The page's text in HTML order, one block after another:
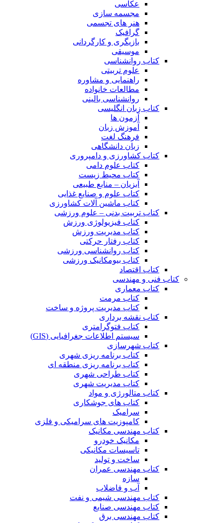
عکاسی
مجسمه سازی
هنر های تجسمی
گرافیک
بازیگری و کارگردانی
موسیقی
کتاب روانشناسی
علوم تربیتی
راهنمایی و مشاوره
مطالعات خانواده
روانشناسی بالینی
کتاب زبان انگلیسی
آزمون ها
آموزش زبان
فرهنگ لغت
زبان دانشگاهی
کتاب کشاورزی و دامپروری
کتاب علوم دامی
کتاب محیط زیست
آبزیان – منابع طبیعی
کتاب علوم و صنایع غذایی
کتاب ماشین آلات کشاورزی
کتاب تربیت بدنی – علوم ورزشی
کتاب فیزیولوژی ورزش
کتاب مدیریت ورزش
کتاب رفتار حرکتی
کتاب روانشناسی ورزشی
کتاب بیومکانیک ورزشی
کتاب اقتصاد
کتاب فنی و مهندسی
کتاب معماری
کتاب مرمت
کتاب مدیریت پروژه و ساخت
کتاب نقشه برداری
کتاب فتوگرامتری
سیستم اطلاعات جغرافیایی (GIS)
کتاب شهرسازی
کتاب برنامه ریزی شهری
کتاب برنامه ریزی منطقه ای
کتاب طراحی شهری
کتاب مدیریت شهری
کتاب متالورژی و مواد
کتاب های جوشکاری
سرامیک
کامپوزیت های سرامیکی و فلزی
کتاب مهندسی مکانیک
مکانیک خودرو
تاسیسات مکانیکی
ساخت و تولید
کتاب مهندسی عمران
سازه
آب و فاضلاب
کتاب مهندسی شیمی و نفت
کتاب مهندسی صنایع
کتاب مهندسی برق